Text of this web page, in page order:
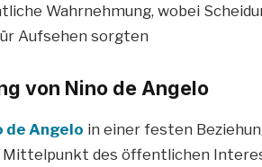
Wahrnehmung, wobei
Aufsehen sorgten
von Nino de Angelo
de Angelo in einer festen
des öffentlichen